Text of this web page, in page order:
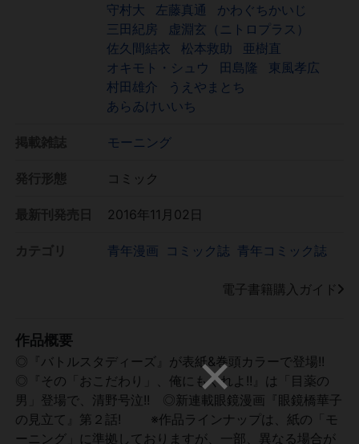
守村大
左藤真通
かわぐちかいじ
三田紀房
虚淵玄（ニトロプラス）
佐久間結衣
松本救助
亜樹直
オキモト・シュウ
田島隆
東風孝広
村田雄介
うえやまとち
あらゐけいいち
モーニング
コミック
2016年11月02日
青年漫画 コミック誌 青年コミック誌
電子書籍購入ガイド
作品概要
◎『バトルスタディーズ』が表紙&巻頭カラーで登場!!
◎『その「おこだわり」、俺にもくれよ!!』は「目薬の
男」登場で、清野号泣!! ◎新連載眼鏡漫画『眼鏡橋華子
の見立て』第２話! ※作品ラインナップは、紙の「モ
ーニング」に準拠しておりますが、一部、異なる場合が